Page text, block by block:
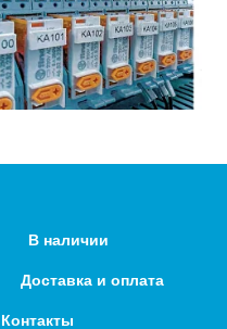
В наличии
Доставка и оплата
Контакты